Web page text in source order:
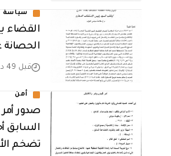
سياسة
القضاء
الحصانة
قبل 49 دقيقة
أمن
صدور
السابق
تضخم